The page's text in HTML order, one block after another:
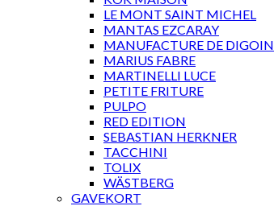
LE MONT SAINT MICHEL
MANTAS EZCARAY
MANUFACTURE DE DIGOIN
MARIUS FABRE
MARTINELLI LUCE
PETITE FRITURE
PULPO
RED EDITION
SEBASTIAN HERKNER
TACCHINI
TOLIX
WÄSTBERG
GAVEKORT